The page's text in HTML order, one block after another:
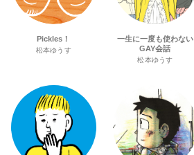
Pickles！
松本ゆうす
一生に一度も使わない
GAY会話
松本ゆうす